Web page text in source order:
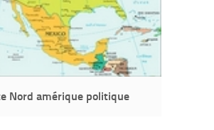
Nord amérique politique